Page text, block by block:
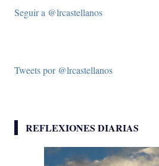
Seguir a @lrcastellanos
Tweets por @lrcastellanos
REFLEXIONES DIARIAS